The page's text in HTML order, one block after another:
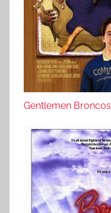
Gentlemen Broncos